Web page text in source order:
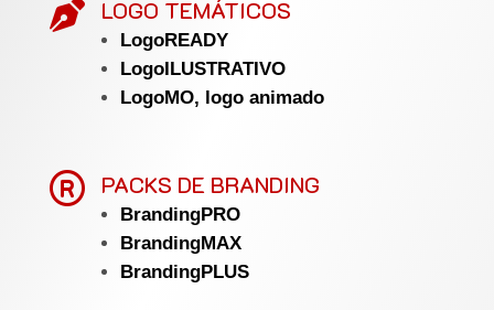
 LOGO TEMÁTICOS
LogoREADY
LogoILUSTRATIVO
LogoMO, logo animado
 PACKS DE BRANDING
BrandingPRO
BrandingMAX
BrandingPLUS